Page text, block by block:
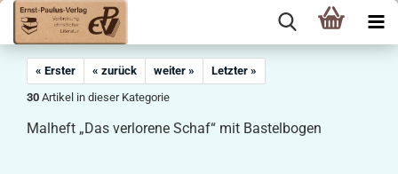
« Erster « zurück weiter »
Letzter »
30 Artikel in dieser Kategorie
Malheft „Das verlorene Schaf“ mit Bastelbogen